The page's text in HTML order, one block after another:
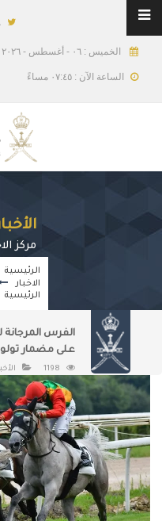
الخميس : ٠٦ - أغسطس - ٢٠٢٦
الساعة الآن : ٠٧:٤٥ مساءً
مركز
الرئيسية
الاخبار
الرئيسية
الفرس المرجانة
على مضمار
1198